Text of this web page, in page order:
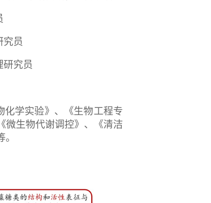
究员
研究员
化学实验》、《生物工程专
微生物代谢调控》、《清洁